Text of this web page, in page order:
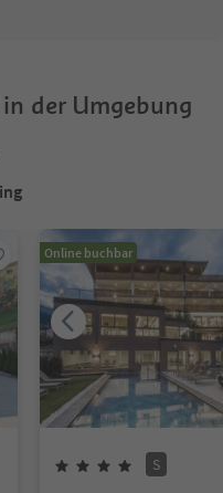
der Umgebung
Online buchbar
S